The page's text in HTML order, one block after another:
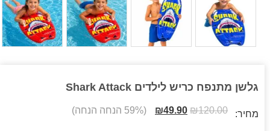
גלשן מתנפח כריש לילדים Shark Attack
מחיר: ₪120.00
₪49.90 (59% הנחה הנחה)